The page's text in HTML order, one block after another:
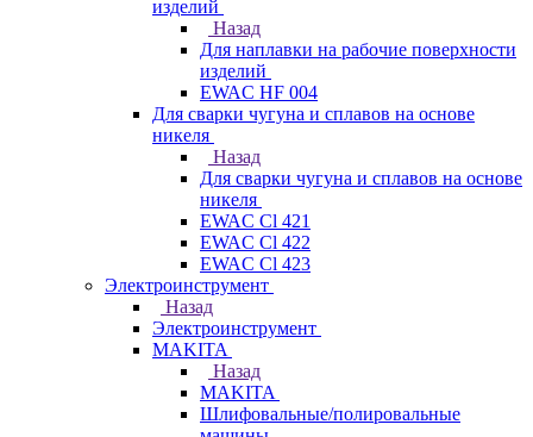
изделий
Назад
Для наплавки на рабочие поверхности
изделий
EWAC HF 004
Для сварки чугуна и сплавов на основе
никеля
Назад
Для сварки чугуна и сплавов на основе
никеля
EWAC Cl 421
EWAC Cl 422
EWAC Cl 423
Электроинструмент
Назад
Электроинструмент
МAKITA
Назад
МAKITA
Шлифовальные/полировальные